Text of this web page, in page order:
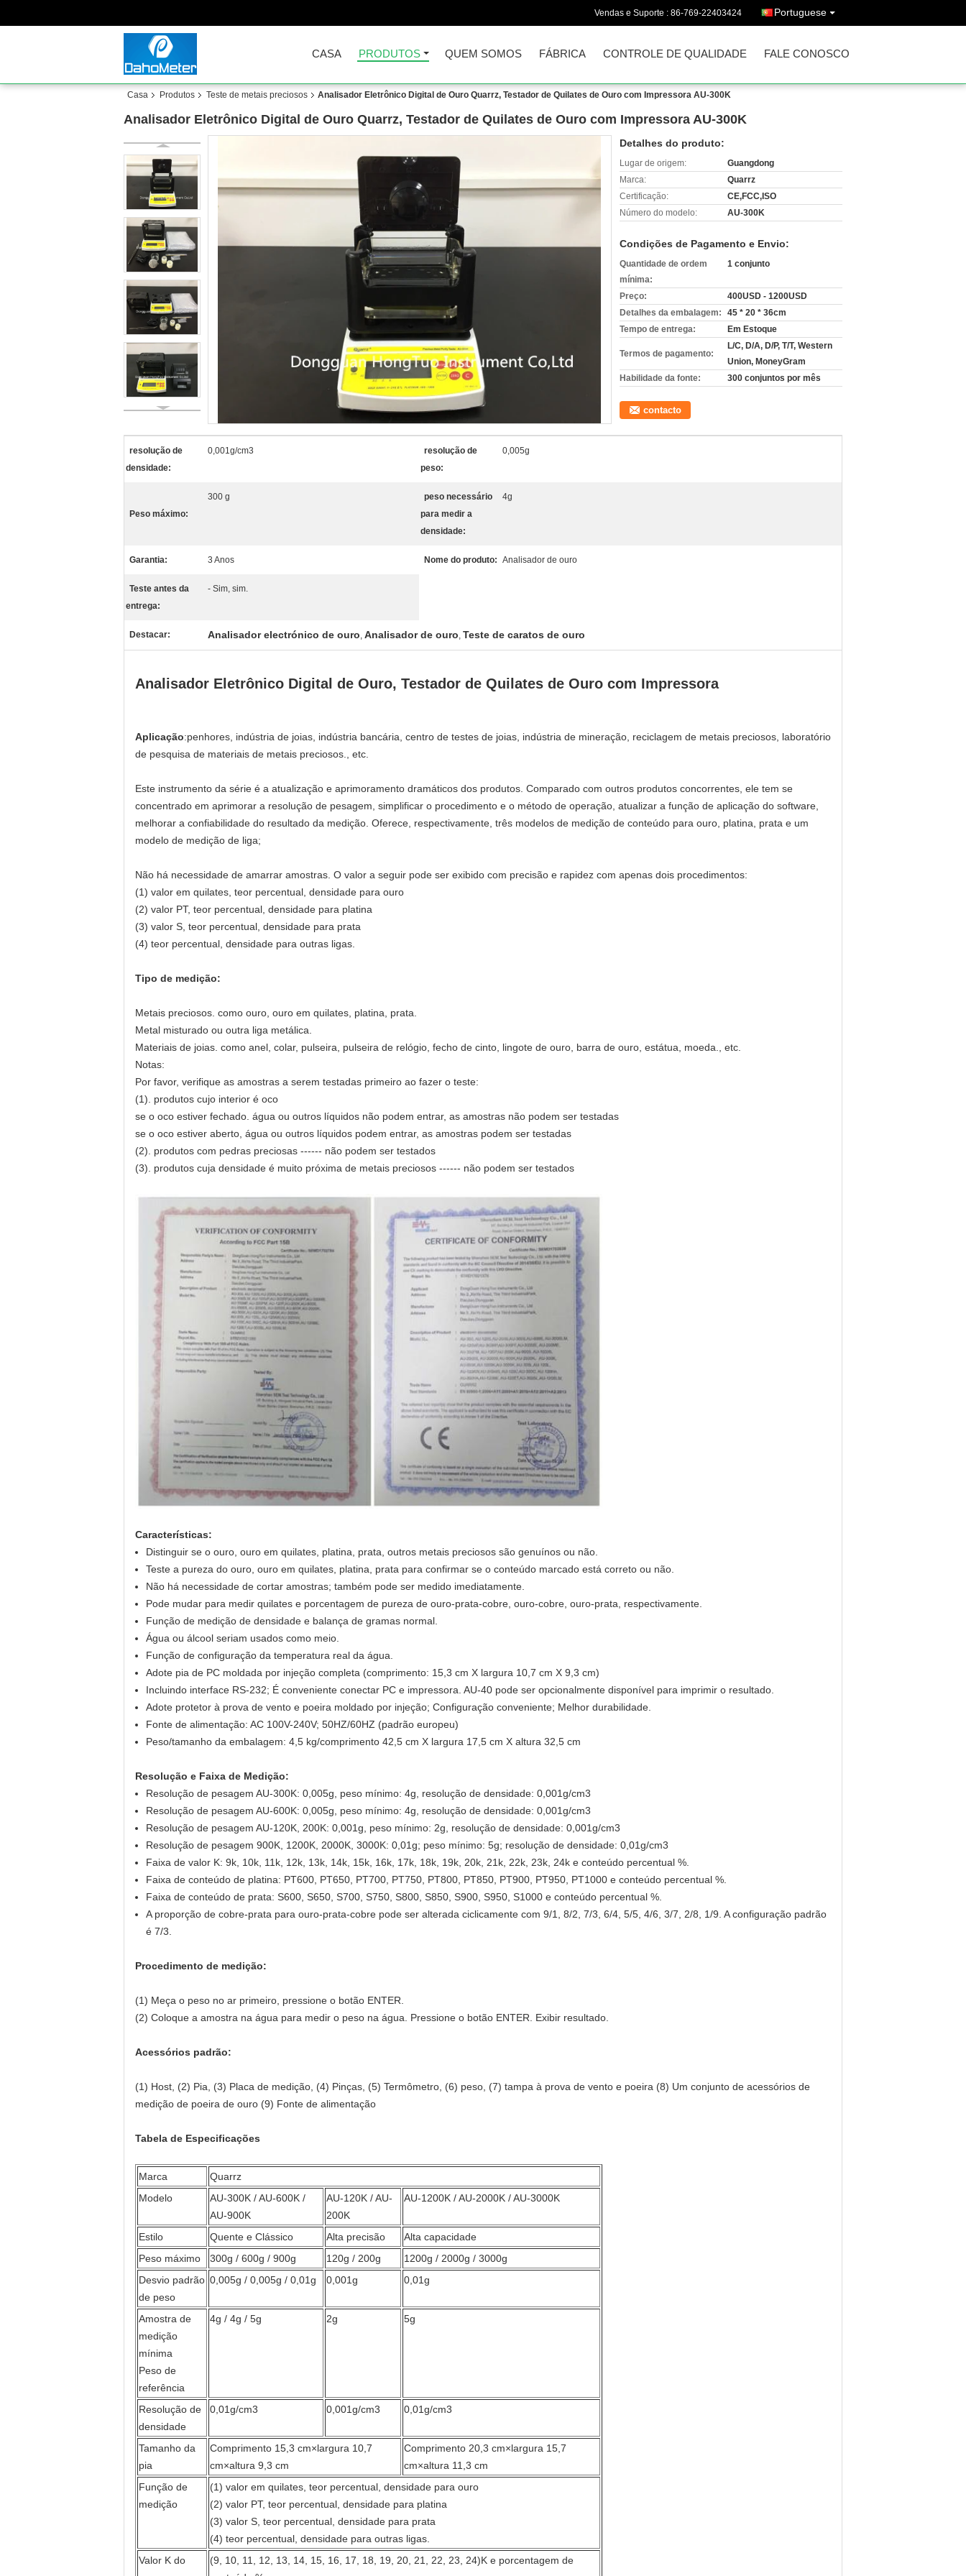
Vendas e Suporte : 86-769-22403424 Portuguese
CASA PRODUTOS QUEM SOMOS FÁBRICA CONTROLE DE QUALIDADE FALE CONOSCO
Casa Produtos Teste de metais preciosos Analisador Eletrônico Digital de Ouro Quarrz, Testador de Quilates de Ouro com Impressora AU-300K
Analisador Eletrônico Digital de Ouro Quarrz, Testador de Quilates de Ouro com Impressora AU-300K
Detalhes do produto:
Lugar de origem:
Guangdong
Marca:
Quarrz
Certificação:
CE,FCC,ISO
Número do modelo:
AU-300K
Condições de Pagamento e Envio:
Quantidade de ordem
mínima:
1 conjunto
Preço:
400USD - 1200USD
Detalhes da embalagem:
45 * 20 * 36cm
Tempo de entrega:
Em Estoque
Termos de pagamento:
L/C, D/A, D/P, T/T, Western
Union, MoneyGram
Habilidade da fonte:
300 conjuntos por mês
contacto
resolução de
densidade:
0,001g/cm3
resolução de
peso:
0,005g
Peso máximo:
300 g
peso necessário
para medir a
densidade:
4g
Garantia: 3 Anos Nome do produto: Analisador de ouro
Teste antes da
entrega:
- Sim, sim.
Destacar: Analisador electrónico de ouro, Analisador de ouro, Teste de caratos de ouro
Analisador Eletrônico Digital de Ouro, Testador de Quilates de Ouro com Impressora
Aplicação:penhores, indústria de joias, indústria bancária, centro de testes de joias, indústria de mineração, reciclagem de metais preciosos, laboratório
de pesquisa de materiais de metais preciosos., etc.
Este instrumento da série é a atualização e aprimoramento dramáticos dos produtos. Comparado com outros produtos concorrentes, ele tem se
concentrado em aprimorar a resolução de pesagem, simplificar o procedimento e o método de operação, atualizar a função de aplicação do software,
melhorar a confiabilidade do resultado da medição. Oferece, respectivamente, três modelos de medição de conteúdo para ouro, platina, prata e um
modelo de medição de liga;
Não há necessidade de amarrar amostras. O valor a seguir pode ser exibido com precisão e rapidez com apenas dois procedimentos:
(1) valor em quilates, teor percentual, densidade para ouro
(2) valor PT, teor percentual, densidade para platina
(3) valor S, teor percentual, densidade para prata
(4) teor percentual, densidade para outras ligas.
Tipo de medição:
Metais preciosos. como ouro, ouro em quilates, platina, prata.
Metal misturado ou outra liga metálica.
Materiais de joias. como anel, colar, pulseira, pulseira de relógio, fecho de cinto, lingote de ouro, barra de ouro, estátua, moeda., etc.
Notas:
Por favor, verifique as amostras a serem testadas primeiro ao fazer o teste:
(1). produtos cujo interior é oco
se o oco estiver fechado. água ou outros líquidos não podem entrar, as amostras não podem ser testadas
se o oco estiver aberto, água ou outros líquidos podem entrar, as amostras podem ser testadas
(2). produtos com pedras preciosas ------ não podem ser testados
(3). produtos cuja densidade é muito próxima de metais preciosos ------ não podem ser testados
Características:
Distinguir se o ouro, ouro em quilates, platina, prata, outros metais preciosos são genuínos ou não.
Teste a pureza do ouro, ouro em quilates, platina, prata para confirmar se o conteúdo marcado está correto ou não.
Não há necessidade de cortar amostras; também pode ser medido imediatamente.
Pode mudar para medir quilates e porcentagem de pureza de ouro-prata-cobre, ouro-cobre, ouro-prata, respectivamente.
Função de medição de densidade e balança de gramas normal.
Água ou álcool seriam usados como meio.
Função de configuração da temperatura real da água.
Adote pia de PC moldada por injeção completa (comprimento: 15,3 cm X largura 10,7 cm X 9,3 cm)
Incluindo interface RS-232; É conveniente conectar PC e impressora. AU-40 pode ser opcionalmente disponível para imprimir o resultado.
Adote protetor à prova de vento e poeira moldado por injeção; Configuração conveniente; Melhor durabilidade.
Fonte de alimentação: AC 100V-240V; 50HZ/60HZ (padrão europeu)
Peso/tamanho da embalagem: 4,5 kg/comprimento 42,5 cm X largura 17,5 cm X altura 32,5 cm
Resolução e Faixa de Medição:
Resolução de pesagem AU-300K: 0,005g, peso mínimo: 4g, resolução de densidade: 0,001g/cm3
Resolução de pesagem AU-600K: 0,005g, peso mínimo: 4g, resolução de densidade: 0,001g/cm3
Resolução de pesagem AU-120K, 200K: 0,001g, peso mínimo: 2g, resolução de densidade: 0,001g/cm3
Resolução de pesagem 900K, 1200K, 2000K, 3000K: 0,01g; peso mínimo: 5g; resolução de densidade: 0,01g/cm3
Faixa de valor K: 9k, 10k, 11k, 12k, 13k, 14k, 15k, 16k, 17k, 18k, 19k, 20k, 21k, 22k, 23k, 24k e conteúdo percentual %.
Faixa de conteúdo de platina: PT600, PT650, PT700, PT750, PT800, PT850, PT900, PT950, PT1000 e conteúdo percentual %.
Faixa de conteúdo de prata: S600, S650, S700, S750, S800, S850, S900, S950, S1000 e conteúdo percentual %.
A proporção de cobre-prata para ouro-prata-cobre pode ser alterada ciclicamente com 9/1, 8/2, 7/3, 6/4, 5/5, 4/6, 3/7, 2/8, 1/9. A configuração padrão
é 7/3.
Procedimento de medição:
(1) Meça o peso no ar primeiro, pressione o botão ENTER.
(2) Coloque a amostra na água para medir o peso na água. Pressione o botão ENTER. Exibir resultado.
Acessórios padrão:
(1) Host, (2) Pia, (3) Placa de medição, (4) Pinças, (5) Termômetro, (6) peso, (7) tampa à prova de vento e poeira (8) Um conjunto de acessórios de
medição de poeira de ouro (9) Fonte de alimentação
Tabela de Especificações
Marca
Quarrz
Modelo
AU-300K / AU-600K /
AU-900K
AU-120K / AU-
200K
AU-1200K / AU-2000K / AU-3000K
Estilo Quente e Clássico Alta precisão
Alta capacidade
Peso máximo
300g / 600g / 900g 120g / 200g
1200g / 2000g / 3000g
Desvio padrão
de peso
0,005g / 0,005g / 0,01g 0,001g 0,01g
Amostra de
medição
mínima
Peso de
referência
4g / 4g / 5g 2g 5g
Resolução de
densidade
0,01g/cm3 0,001g/cm3 0,01g/cm3
Tamanho da
pia
Comprimento 15,3 cm×largura 10,7
cm×altura 9,3 cm
Comprimento 20,3 cm×largura 15,7
cm×altura 11,3 cm
Função de
medição
(1) valor em quilates, teor percentual, densidade para ouro
(2) valor PT, teor percentual, densidade para platina
(3) valor S, teor percentual, densidade para prata
(4) teor percentual, densidade para outras ligas.
Valor K do
(9, 10, 11, 12, 13, 14, 15, 16, 17, 18, 19, 20, 21, 22, 23, 24)K e porcentagem de